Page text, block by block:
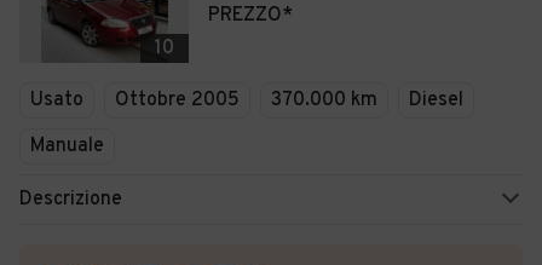
10
PREZZO*
Usato Ottobre 2005 370.000 km
Diesel
Manuale
Descrizione